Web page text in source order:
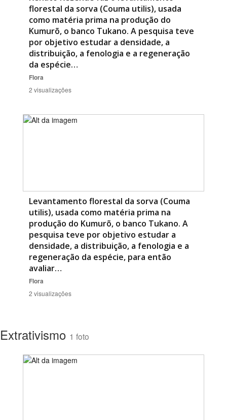
florestal da sorva (Couma utilis), usada
como matéria prima na produção do
Kumurõ, o banco Tukano. A pesquisa teve
por objetivo estudar a densidade, a
distribuição, a fenologia e a regeneração
da espécie…
Flora
2 visualizações
Levantamento florestal da sorva (Couma
utilis), usada como matéria prima na
produção do Kumurõ, o banco Tukano. A
pesquisa teve por objetivo estudar a
densidade, a distribuição, a fenologia e a
regeneração da espécie, para então
avaliar…
Flora
2 visualizações
Extrativismo 1 foto